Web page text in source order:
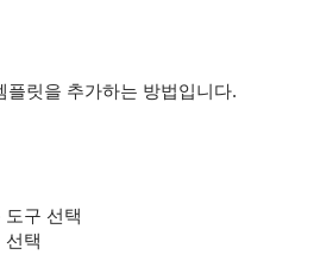
플릿을 추가하는 방법입니다.
구 선택
선택